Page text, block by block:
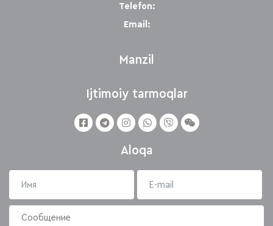
Telefon:
Email:
Manzil
Ijtimoiy tarmoqlar
Aloqa